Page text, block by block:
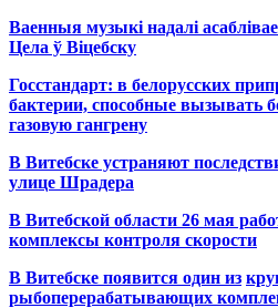
Ваенныя музыкі надалі
Цела ў Віцебску
Госстандарт: в белорусских
бактерии, способные вызывать
газовую гангрену
В Витебске устраняют
улице Шрадера
В Витебской области 26 мая
комплексы контроля скорости
В Витебске появится один из
рыбоперерабатывающих